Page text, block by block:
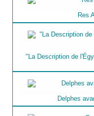
Res
"La Description de
Delphes